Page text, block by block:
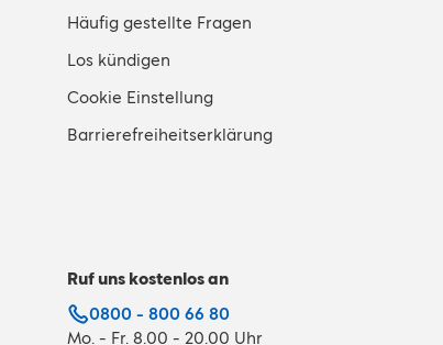
Häufig gestellte Fragen
Los kündigen
Cookie Einstellung
Barrierefreiheitserklärung
Ruf uns kostenlos an
0800 - 800 66 80
Mo. - Fr. 8.00 - 20.00 Uhr